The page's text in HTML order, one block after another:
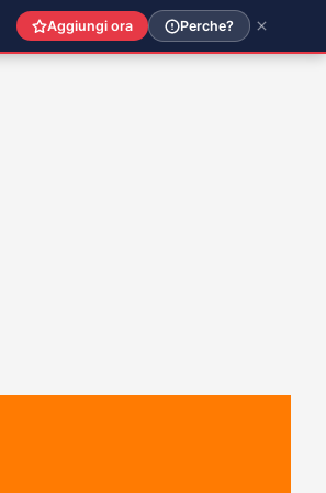
Aggiungi ora Perche?